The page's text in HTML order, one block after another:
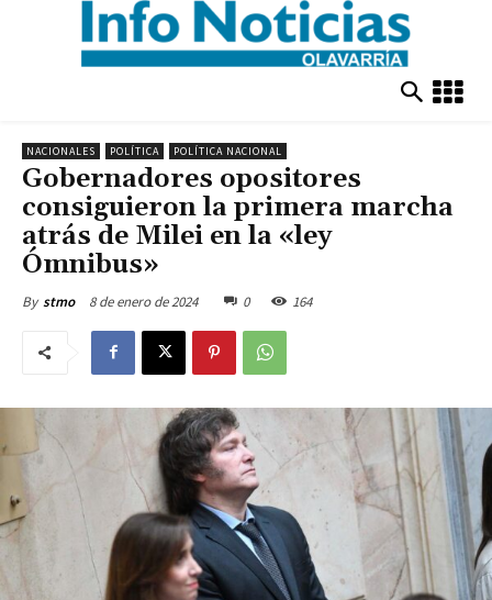
NACIONALES POLÍTICA POLÍTICA NACIONAL
Gobernadores opositores
consiguieron la primera marcha
atrás de Milei en la «ley
Ómnibus»
By stmo 8 de enero de 2024 0 164